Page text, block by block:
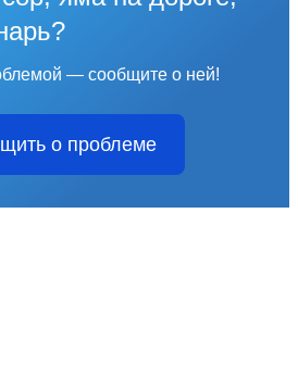
— сообщите о ней!
о проблеме